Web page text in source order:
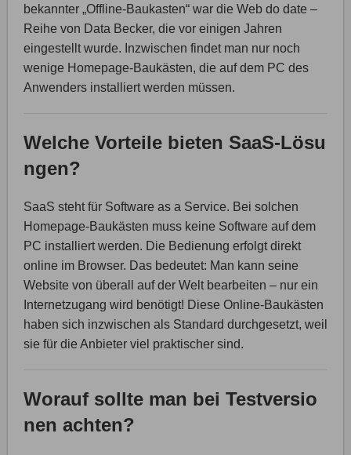
bekannter „Offline-Baukasten“ war die Web do date –
Reihe von Data Becker, die vor einigen Jahren
eingestellt wurde. Inzwischen findet man nur noch
wenige Homepage-Baukästen, die auf dem PC des
Anwenders installiert werden müssen.
Welche Vorteile bieten SaaS-Lösu
ngen?
SaaS steht für Software as a Service. Bei solchen
Homepage-Baukästen muss keine Software auf dem
PC installiert werden. Die Bedienung erfolgt direkt
online im Browser. Das bedeutet: Man kann seine
Website von überall auf der Welt bearbeiten – nur ein
Internetzugang wird benötigt! Diese Online-Baukästen
haben sich inzwischen als Standard durchgesetzt, weil
sie für die Anbieter viel praktischer sind.
Worauf sollte man bei Testversio
nen achten?